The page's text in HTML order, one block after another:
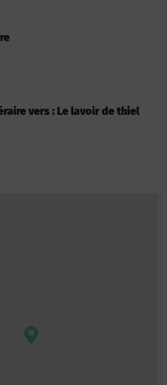
vers : Le lavoir de thiel